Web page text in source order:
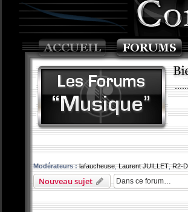
Modérateurs : lafaucheuse,Laurent JUILLET,R2-
Nouveau sujet